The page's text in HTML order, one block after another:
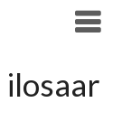
ilosaar